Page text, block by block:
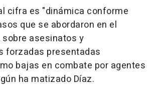
cifra es "dinámica conforme
que se abordaron en el
asesinatos y
forzadas presentadas
bajas en combate por agentes
ha matizado Díaz.